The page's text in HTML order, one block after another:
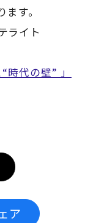
す。
ライト
時代の壁” 」
ア